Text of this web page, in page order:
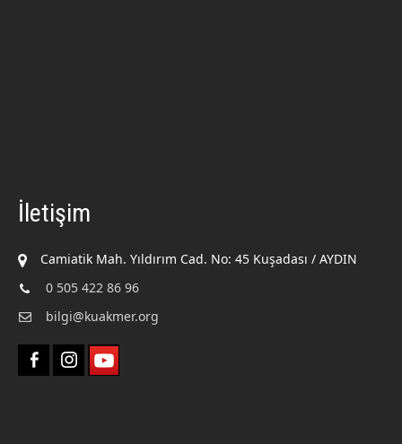
İletişim
Camiatik Mah. Yıldırım Cad. No: 45 Kuşadası / AYDIN
0 505 422 86 96
bilgi@kuakmer.org